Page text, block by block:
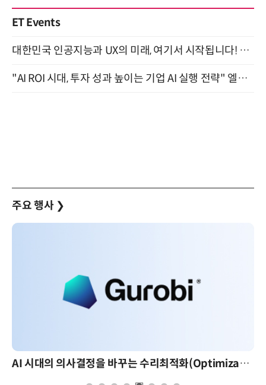
ET Events
대한민국 인공지능과 UX의 미래, 여기서 시작됩니다! UX Korea 2026 - Fall 9월 2일 개최
"AI ROI 시대, 투자 성과 높이는 기업 AI 실행 전략" 엘타워 6층 (9월 18일)
주요 행사 ❯
AI 시대의 의사결정을 바꾸는 수리최적화(Optimization): 실제 산업 적용 사례와 활용 전략